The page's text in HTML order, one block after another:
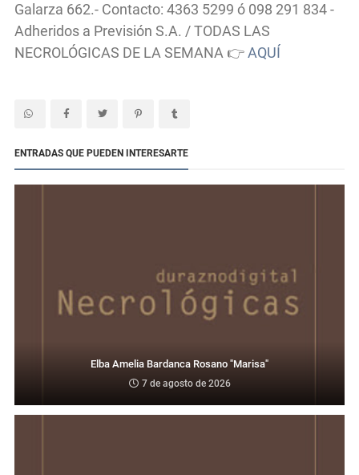
Galarza 662.- Contacto: 4363 5299 ó 098 291 834 -
Adheridos a Previsión S.A. / TODAS LAS
NECROLÓGICAS DE LA SEMANA 👉AQUÍ
ENTRADAS QUE PUEDEN INTERESARTE
Elba Amelia Bardanca Rosano "Marisa"
7 de agosto de 2026